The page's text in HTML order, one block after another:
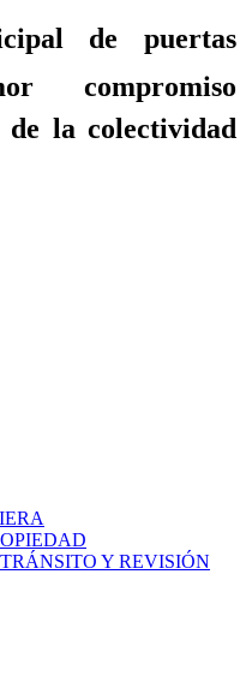
de puertas
compromiso
la colectividad
Y REVISIÓN